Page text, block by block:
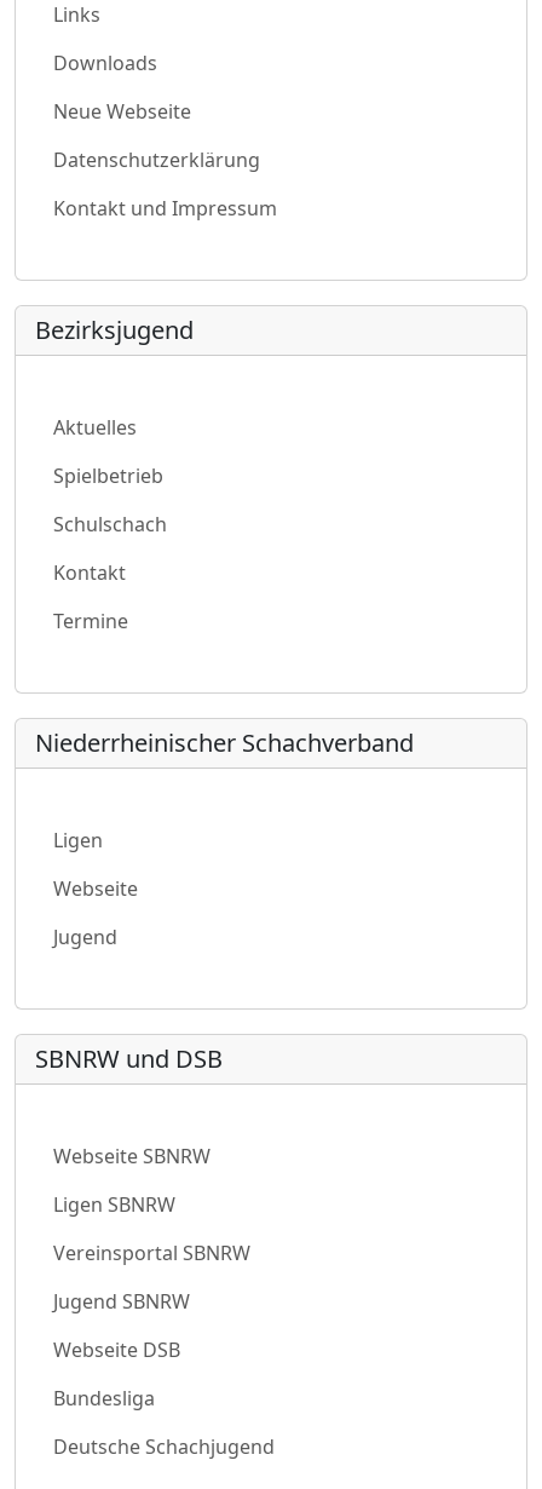
Links
Downloads
Neue Webseite
Datenschutzerklärung
Kontakt und Impressum
Bezirksjugend
Aktuelles
Spielbetrieb
Schulschach
Kontakt
Termine
Niederrheinischer Schachverband
Ligen
Webseite
Jugend
SBNRW und DSB
Webseite SBNRW
Ligen SBNRW
Vereinsportal SBNRW
Jugend SBNRW
Webseite DSB
Bundesliga
Deutsche Schachjugend